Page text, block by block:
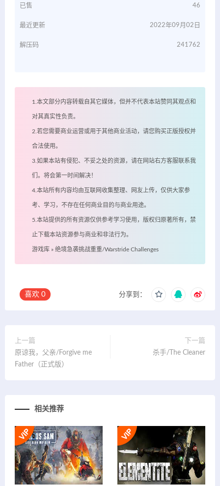
已售 46
最近更新 2022年09月02日
解压码 241762
1.本文部分内容转载自其它媒体，但并不代表本站赞同其观点和
对其真实性负责。
2.若您需要商业运营或用于其他商业活动，请您购买正版授权并
合法使用。
3.如果本站有侵犯、不妥之处的资源，请在网站右方客服联系我
们。将会第一时间解决！
4.本站所有内容均由互联网收集整理、网友上传，仅供大家参
考、学习，不存在任何商业目的与商业用途。
5.本站提供的所有资源仅供参考学习使用，版权归原著所有，禁
止下载本站资源参与商业和非法行为。
游戏库 » 绝境急袭挑战重重/Warstride Challenges
喜欢 0 分享到：
上一篇
原谅我，父亲/Forgive me
Father（正式版）
下一篇
杀手/The Cleaner
相关推荐